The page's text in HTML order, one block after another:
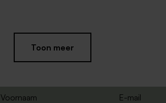
Toon meer
Voornaam
E-mail